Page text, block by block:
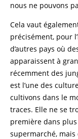
nous ne pouvons
Cela vaut
précisément, pour
d’autres pays où
apparaissent à
récemment des
est l’une des
cultivons dans le
traces. Elle ne se
première dans
supermarché,